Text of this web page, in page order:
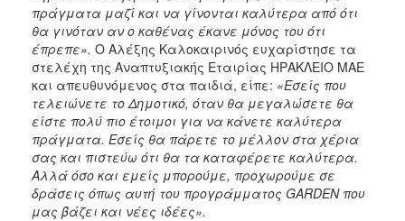
πράγματα μαζί και να γίνονται καλύτερα από ότι
θα γινόταν αν ο καθένας έκανε μόνος του ότι
έπρεπε». Ο Αλέξης Καλοκαιρινός ευχαρίστησε τα
στελέχη της Αναπτυξιακής Εταιρίας ΗΡΑΚΛΕΙΟ ΜΑΕ
και απευθυνόμενος στα παιδιά, είπε: «Εσείς που
τελειώνετε το Δημοτικό, όταν θα μεγαλώσετε θα
είστε πολύ πιο έτοιμοι για να κάνετε καλύτερα
πράγματα. Εσείς θα πάρετε το μέλλον στα χέρια
σας και πιστεύω ότι θα τα καταφέρετε καλύτερα.
Αλλά όσο και εμείς μπορούμε, προχωρούμε σε
δράσεις όπως αυτή του προγράμματος GARDEN που
μας βάζει και νέες ιδέες».